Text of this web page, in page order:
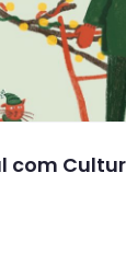
com